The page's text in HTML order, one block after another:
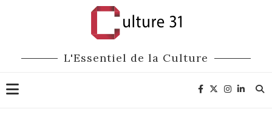
L'Essentiel de la Culture